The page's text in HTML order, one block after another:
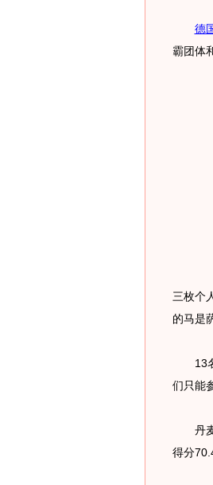
德
霸团体
三枚个
的马是
13名
们只能
丹麦
得分